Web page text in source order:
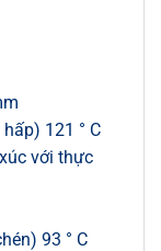
121 ° C
với thực
93 ° C